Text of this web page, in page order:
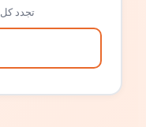
تجدد كل 6 أشهر بالسعر الأصلي